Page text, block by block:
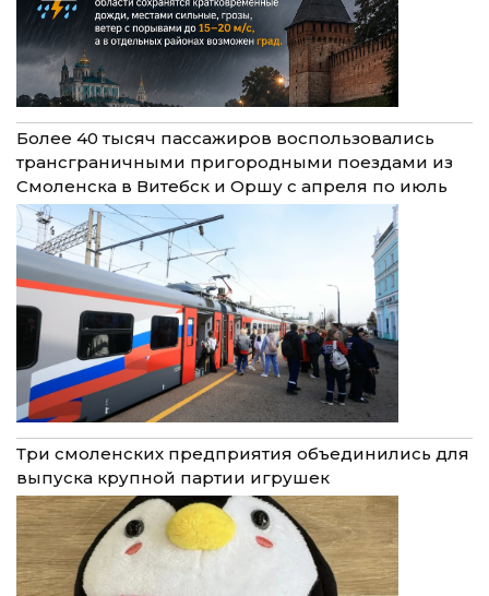
Более 40 тысяч пассажиров воспользовались
трансграничными пригородными поездами из
Смоленска в Витебск и Оршу с апреля по июль
Три смоленских предприятия объединились для
выпуска крупной партии игрушек